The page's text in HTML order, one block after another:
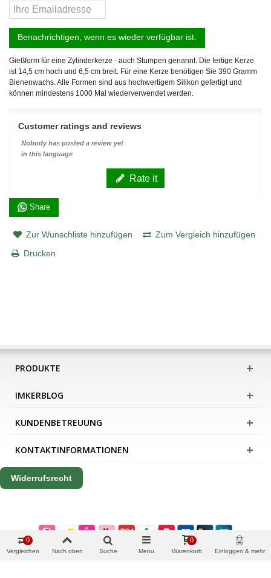
Benachrichtigen, wenn es wieder verfügbar ist.
Gießform für eine Zylinderkerze - auch Stumpen genannt. Die fertige Kerze
ist 14,5 cm hoch und 6,5 cm breit. Für eine Kerze benötigen Sie 390 Gramm
Bienenwachs. Alle Formen sind aus hochwertigem Silikon gefertigt und
können mindestens 1000 Mal wiederverwendet werden.
Customer ratings and reviews
Nobody has posted a review yet
in this language
Rate it
Share
Zur Wunschliste hinzufügen
Zum Vergleich hinzufügen
Drucken
PRODUKTE
IMKERBLOG
KUNDENBETREUUNG
KONTAKTINFORMATIONEN
Widerrufsrecht
Vergleichen
0
Nach oben Suche Menu Warenkorb
0
Einloggen & mehr